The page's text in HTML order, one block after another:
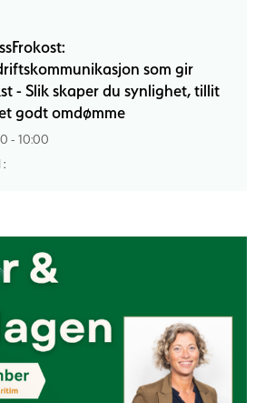
som gir
- Slik skaper du synlighet, tillit
godt omdømme
- 10:00
: